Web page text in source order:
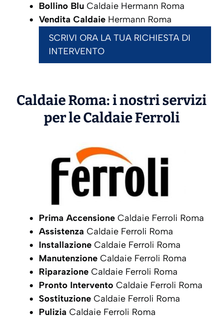
Bollino Blu Caldaie Hermann Roma
Vendita Caldaie Hermann Roma
SCRIVI ORA LA TUA RICHIESTA DI
INTERVENTO
Caldaie Roma: i nostri servizi
per le CaldaieFerroli
Prima Accensione Caldaie Ferroli Roma
Assistenza Caldaie Ferroli Roma
Installazione Caldaie Ferroli Roma
Manutenzione Caldaie Ferroli Roma
Riparazione Caldaie Ferroli Roma
Pronto Intervento Caldaie Ferroli Roma
Sostituzione Caldaie Ferroli Roma
Pulizia Caldaie Ferroli Roma